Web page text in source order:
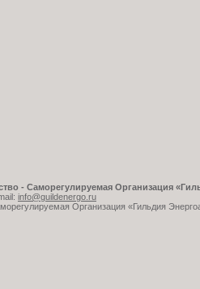
- Саморегулируемая Организация
info@guildenergo.ru
Организация «Гильдия